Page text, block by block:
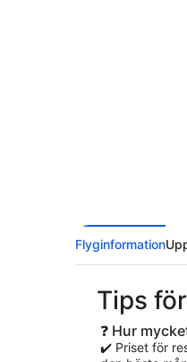
Flyginformation
Tips
❓ Hur
✔️ Priset för